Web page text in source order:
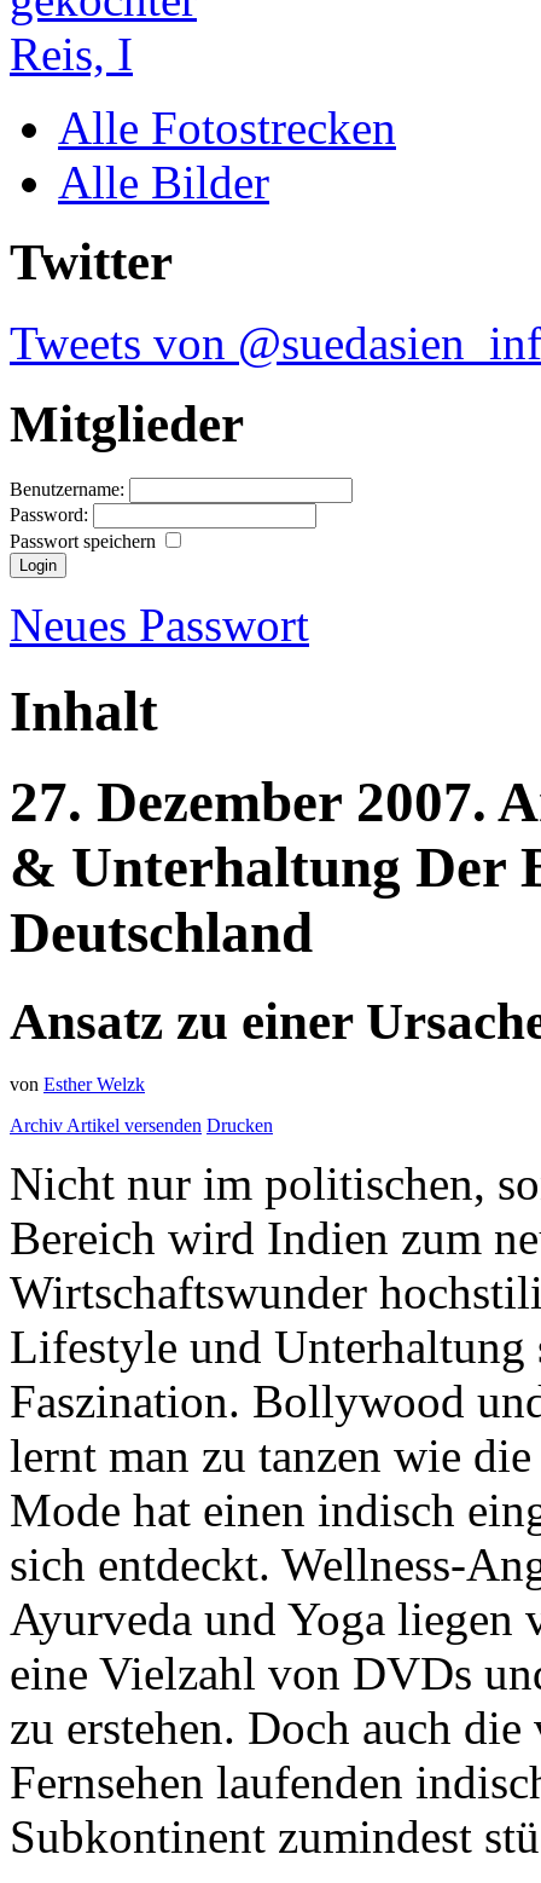
Alle Fotostrecken
Alle Bilder
Twitter
Tweets von
Mitglieder
Benutzername:
Password:
Passwort speichern
Neues Passwort
Inhalt
27. Dezember 2007.
& Unterhaltung Der
Deutschland
Ansatz zu einer
von Esther Welzk
ArchivArtikel versenden Drucken
Nicht nur im politischen,
Bereich wird Indien zum
Wirtschaftswunder
Lifestyle und Unterhaltung
Faszination. Bollywood
lernt man zu tanzen wie
Mode hat einen indisch
sich entdeckt. Wellness-
Ayurveda und Yoga
eine Vielzahl von DVDs
zu erstehen. Doch auch
Fernsehen laufenden
Subkontinent zumindest